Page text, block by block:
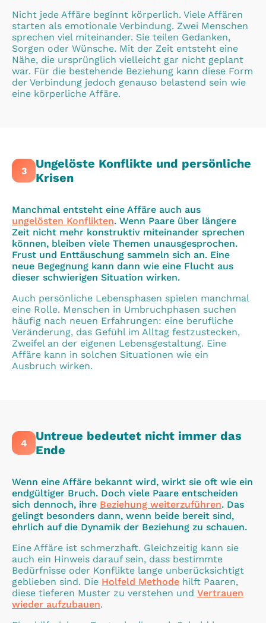
Nicht jede Affäre beginnt körperlich. Viele Affären
starten als emotionale Verbindung. Zwei Menschen
sprechen viel miteinander. Sie teilen Gedanken,
Sorgen oder Wünsche. Mit der Zeit entsteht eine
Nähe, die ursprünglich vielleicht gar nicht geplant
war. Für die bestehende Beziehung kann diese Form
der Verbindung jedoch genauso belastend sein wie
eine körperliche Affäre.
3
Ungelöste Konflikte und persönliche
Krisen
Manchmal entsteht eine Affäre auch aus
ungelösten Konflikten. Wenn Paare über längere
Zeit nicht mehr konstruktiv miteinander sprechen
können, bleiben viele Themen unausgesprochen.
Frust und Enttäuschung sammeln sich an. Eine
neue Begegnung kann dann wie eine Flucht aus
dieser schwierigen Situation wirken.
Auch persönliche Lebensphasen spielen manchmal
eine Rolle. Menschen in Umbruchphasen suchen
häufig nach neuen Erfahrungen: eine berufliche
Veränderung, das Gefühl im Alltag festzustecken,
Zweifel an der eigenen Lebensgestaltung. Eine
Affäre kann in solchen Situationen wie ein
Ausbruch wirken.
4
Untreue bedeutet nicht immer das
Ende
Wenn eine Affäre bekannt wird, wirkt sie oft wie ein
endgültiger Bruch. Doch viele Paare entscheiden
sich dennoch, ihre Beziehung weiterzuführen. Das
gelingt besonders dann, wenn beide bereit sind,
ehrlich auf die Dynamik der Beziehung zu schauen.
Eine Affäre ist schmerzhaft. Gleichzeitig kann sie
auch ein Hinweis darauf sein, dass bestimmte
Bedürfnisse oder Konflikte lange unberücksichtigt
geblieben sind. Die Holfeld Methode hilft Paaren,
diese tieferen Muster zu verstehen und Vertrauen
wieder aufzubauen.